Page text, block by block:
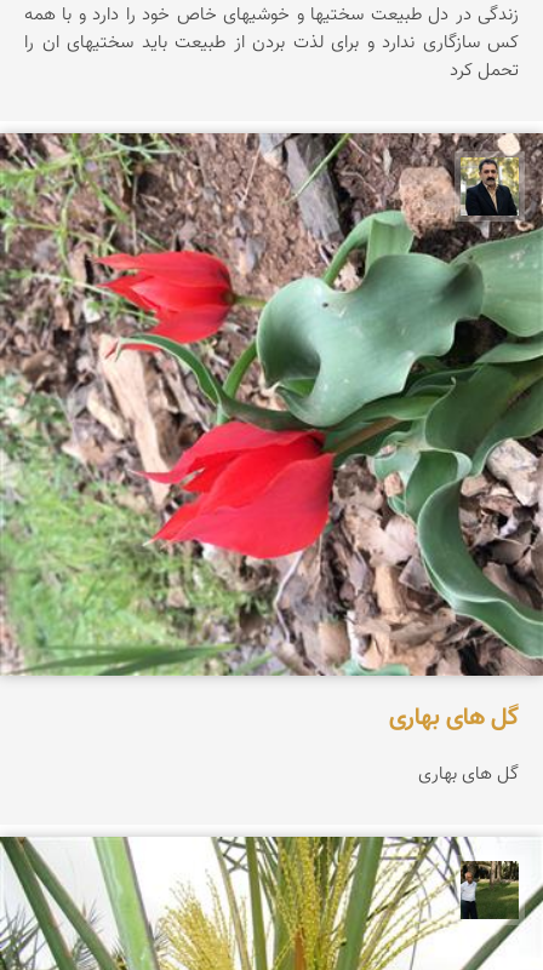
زندگی در دل طبیعت سختیها و خوشیهای خاص خود را دارد و با همه
کس سازگاری ندارد و برای لذت بردن از طبیعت باید سختیهای ان را
تحمل کرد
عدنان مرادی
گل هاى بهارى
گل هاى بهارى
عبدل شعبانی